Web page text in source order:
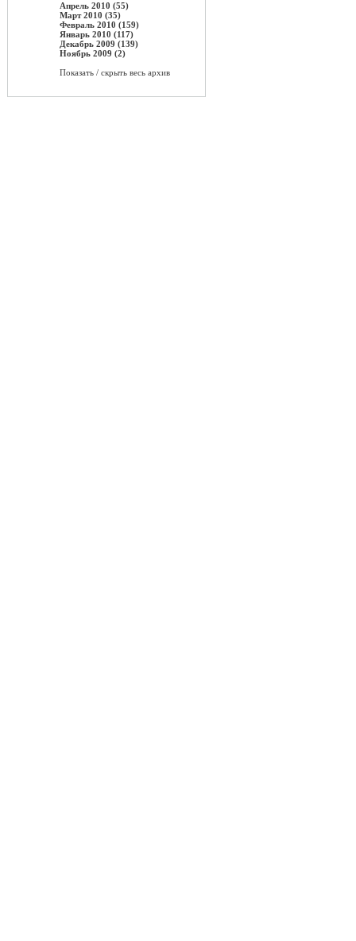
Апрель 2010 (55)
Март 2010 (35)
Февраль 2010 (159)
Январь 2010 (117)
Декабрь 2009 (139)
Ноябрь 2009 (2)
Показать / скрыть весь архив